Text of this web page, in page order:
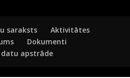
saraksts
Aktivitātes
Dokumenti
datu apstrāde